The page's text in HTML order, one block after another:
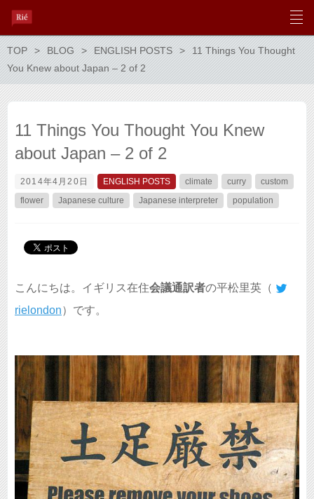
TOP BLOG ENGLISH POSTS
11 Things You Thought
You Knew about Japan – 2 of 2
11 Things You Thought You Knew
about Japan – 2 of 2
2014年4月20日 ENGLISH POSTS climate curry
custom
flower
Japanese culture Japanese interpreter population
こんにちは。イギリス在住会議通訳者の平松里英（
rielondon）です。